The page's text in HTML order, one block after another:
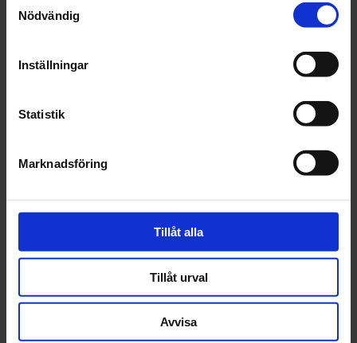
Nödvändig
Inställningar
Statistik
Marknadsföring
Tillåt alla
Tillåt urval
Avvisa
Norton
Hållare Norton
Kvick TR 50mm
308 kr